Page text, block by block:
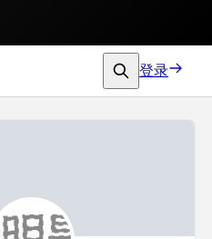
登录